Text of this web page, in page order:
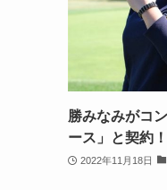
勝みなみがコ
ース」と契約！
2022年11月18日